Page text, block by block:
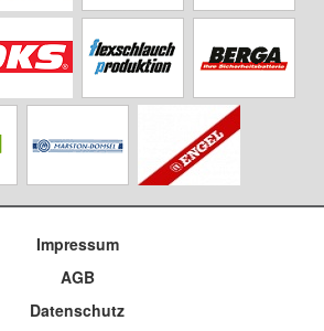
Impressum
AGB
Datenschutz